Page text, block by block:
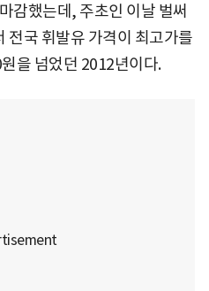
감했는데, 주초인 이날 벌써
전국 휘발유 가격이 최고가를
을 넘었던 2012년이다.